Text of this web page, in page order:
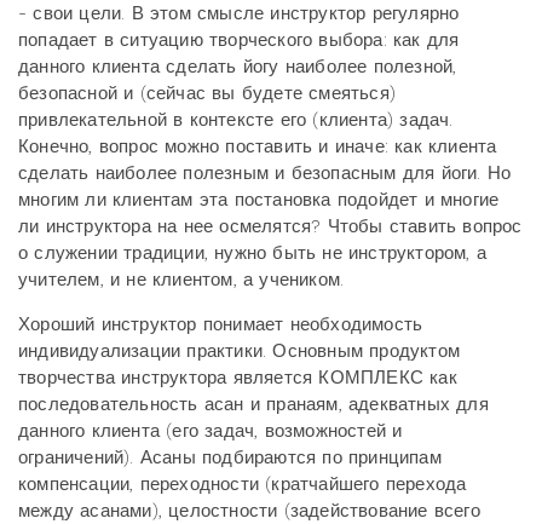
- свои цели. В этом смысле инструктор регулярно
попадает в ситуацию творческого выбора: как для
данного клиента сделать йогу наиболее полезной,
безопасной и (сейчас вы будете смеяться)
привлекательной в контексте его (клиента) задач.
Конечно, вопрос можно поставить и иначе: как клиента
сделать наиболее полезным и безопасным для йоги. Но
многим ли клиентам эта постановка подойдет и многие
ли инструктора на нее осмелятся? Чтобы ставить вопрос
о служении традиции, нужно быть не инструктором, а
учителем, и не клиентом, а учеником.
Хороший инструктор понимает необходимость
индивидуализации практики. Основным продуктом
творчества инструктора является КОМПЛЕКС как
последовательность асан и пранаям, адекватных для
данного клиента (его задач, возможностей и
ограничений). Асаны подбираются по принципам
компенсации, переходности (кратчайшего перехода
между асанами), целостности (задействование всего